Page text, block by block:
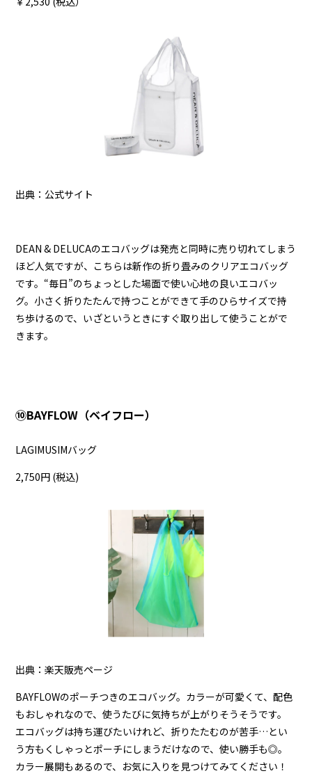
出典：公式サイト
DEAN & DELUCAのエコバッグは発売と同時に売り切れてしまう
ほど人気ですが、こちらは新作の折り畳みのクリアエコバッグ
です。“毎日”のちょっとした場面で使い心地の良いエコバッ
グ。小さく折りたたんで持つことができて手のひらサイズで持
ち歩けるので、いざというときにすぐ取り出して使うことがで
きます。
⑩BAYFLOW（ベイフロー）
LAGIMUSIMバッグ
2,750円 (税込)
出典：楽天販売ページ
BAYFLOWのポーチつきのエコバッグ。カラーが可愛くて、配色
もおしゃれなので、使うたびに気持ちが上がりそうそうです。
エコバッグは持ち運びたいけれど、折りたたむのが苦手…とい
う方もくしゃっとポーチにしまうだけなので、使い勝手も◎。
カラー展開もあるので、お気に入りを見つけてみてください！